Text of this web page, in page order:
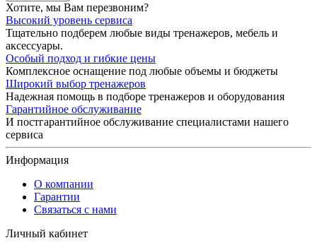
Хотите, мы Вам перезвоним?
Высокий уровень сервиса
Тщательно подберем любые виды тренажеров, мебель и
аксессуары.
Особый подход и гибкие цены
Комплексное оснащение под любые объемы и бюджеты
Широкий выбор тренажеров
Надежная помощь в подборе тренажеров и оборудования
Гарантийное обслуживание
И постгарантийное обслуживание специалистами нашего
сервиса
Информация
О компании
Гарантии
Связаться с нами
Личный кабинет